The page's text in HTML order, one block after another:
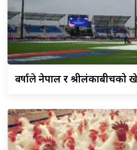
बर्षालेनेपाल र श्रीलंकाबीचको